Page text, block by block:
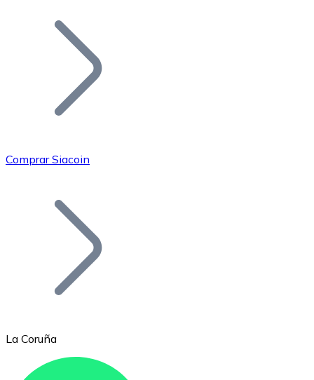
Añade tu proyecto a nuestro ecosistema.
Bitcoin
Comprar Siacoin
La Coruña